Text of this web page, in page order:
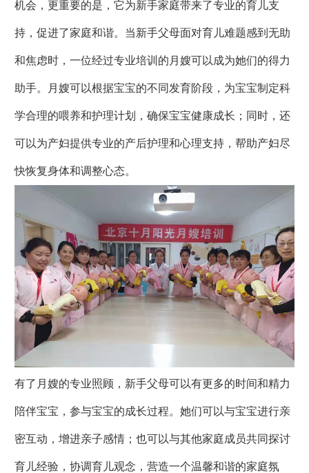
机会，更重要的是，它为新手家庭带来了专业的育儿支
持，促进了家庭和谐。当新手父母面对育儿难题感到无助
和焦虑时，一位经过专业培训的月嫂可以成为她们的得力
助手。月嫂可以根据宝宝的不同发育阶段，为宝宝制定科
学合理的喂养和护理计划，确保宝宝健康成长；同时，还
可以为产妇提供专业的产后护理和心理支持，帮助产妇尽
快恢复身体和调整心态。
有了月嫂的专业照顾，新手父母可以有更多的时间和精力
陪伴宝宝，参与宝宝的成长过程。她们可以与宝宝进行亲
密互动，增进亲子感情；也可以与其他家庭成员共同探讨
育儿经验，协调育儿观念，营造一个温馨和谐的家庭氛